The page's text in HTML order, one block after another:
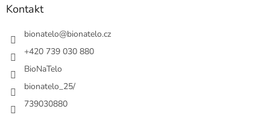
Kontakt
bionatelo@bionatelo.cz
+420 739 030 880
BioNaTelo
bionatelo_25/
739030880